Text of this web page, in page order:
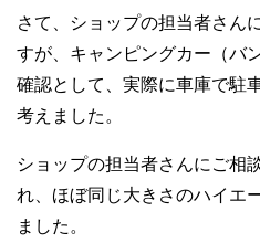
さて、ショップの担当者さん
すが、キャンピングカー（バ
確認として、実際に車庫で駐
考えました。
ショップの担当者さんにご相
れ、ほぼ同じ大きさのハイエ
ました。